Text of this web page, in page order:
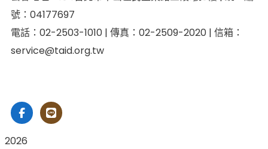
號：04177697
電話：02-2503-1010 | 傳真：02-2509-2020 | 信箱：
service@taid.org.tw
2026